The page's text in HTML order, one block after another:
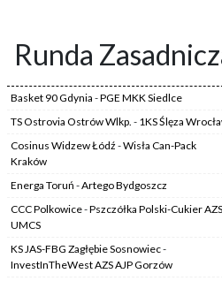
Runda
Basket 90 Gdynia -PGE MKK Siedlce
TS Ostrovia Ostrów Wlkp. - 1KS Ślęza
Cosinus Widzew Łódź -Wisła Can-Pack
Kraków
Energa Toruń -Artego Bydgoszcz
CCC Polkowice-Pszczółka Polski-Cukier
UMCS
KS JAS-FBG Zagłębie Sosnowiec-
InvestInTheWest AZS AJP Gorzów